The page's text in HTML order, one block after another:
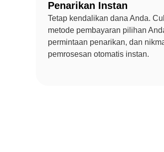
Penarikan Instan
Tetap kendalikan dana Anda.
metode pembayaran pilihan
permintaan penarikan, dan
pemrosesan otomatis instan.